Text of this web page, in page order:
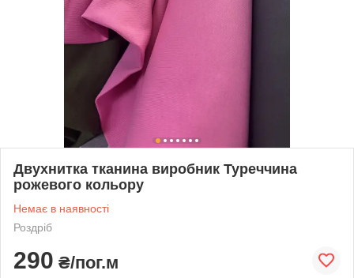
Двухнитка тканина виробник Туреччина
рожевого кольору
Немає в наявності
Роздріб
290 ₴/пог.м